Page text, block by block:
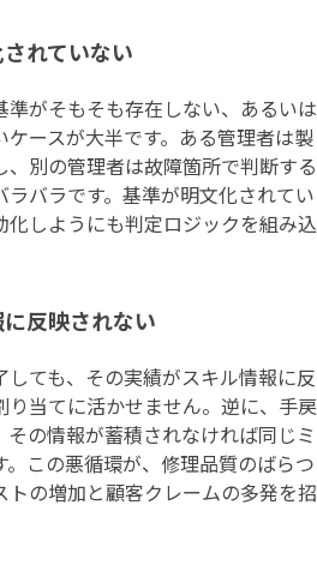
れていない
がそもそも存在しない、あるいは
ースが大半です。ある管理者は製
別の管理者は故障箇所で判断する
バラです。基準が明文化されてい
しようにも判定ロジックを組み込
反映されない
ても、その実績がスキル情報に反
当てに活かせません。逆に、手戻
その情報が蓄積されなければ同じミ
この悪循環が、修理品質のばらつ
トの増加と顧客クレームの多発を招